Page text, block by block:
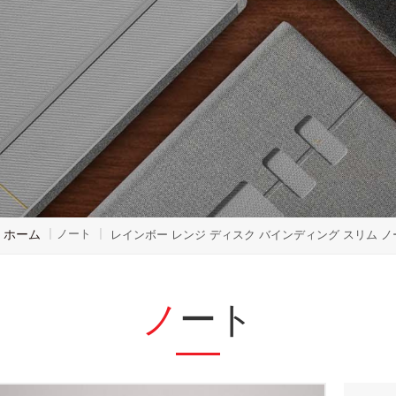
ホーム | ノート | レインボー レンジ ディスク バインディング スリム ノ
ノート